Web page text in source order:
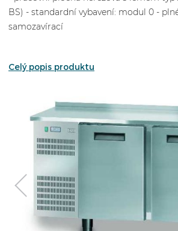
BS) - standardní vybavení: modul 0 -
samozavírací
Celý popis produktu